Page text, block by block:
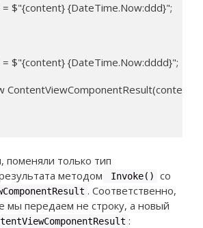
= $"{content} {DateTime.Now:ddd}";
= $"{content} {DateTime.Now:dddd}";
ContentViewComponentResult(content);
поменяли только тип
методом
Invoke() со
. Соответственно,
мы передаем не строку, а новый
: